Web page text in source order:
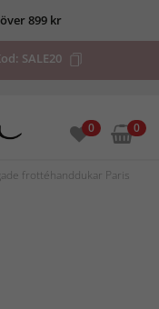
899 kr
SALE20
0 0
frottéhanddukar Paris